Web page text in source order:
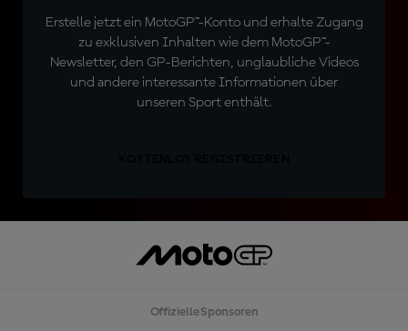
Erstelle jetzt ein MotoGP™-Konto und erhalte Zugang
zu exklusiven Inhalten wie dem MotoGP™-
Newsletter, den GP-Berichten, unglaubliche Videos
und andere interessante Informationen über
unseren Sport enthält.
Offizielle Sponsoren